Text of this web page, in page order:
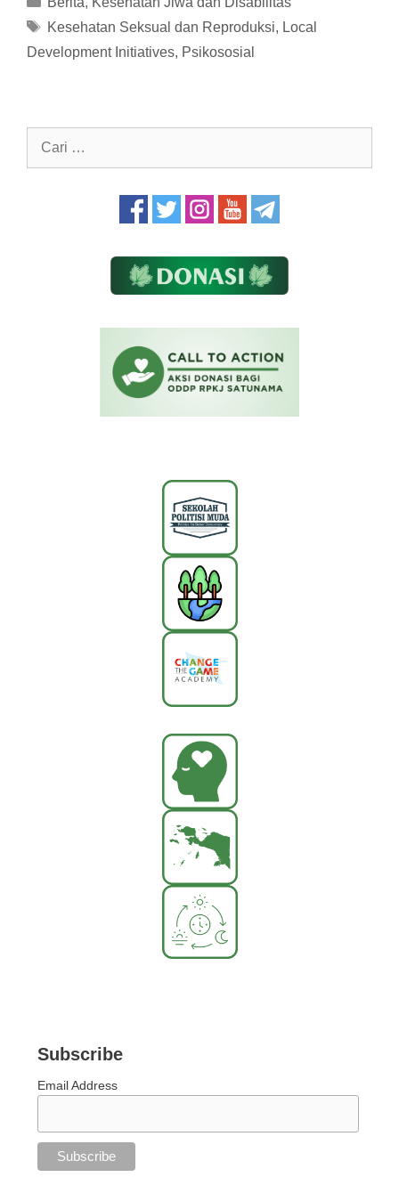
Tag
Kesehatan Seksual dan Reproduksi, Local
Development Initiatives, Psikososial
Cari
Subscribe
Email Address